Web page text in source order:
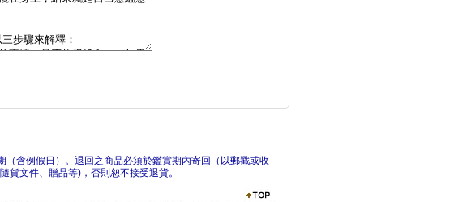
含例假日）。退回之商品必須於鑑賞期內寄回（以郵戳或收
貨文件、贈品等)，否則恕不接受退貨。